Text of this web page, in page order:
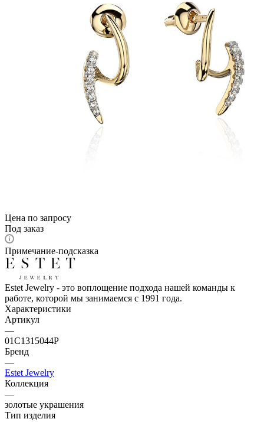
Цена по запросу
Под заказ
Примечание-подсказка
Estet Jewelry - это воплощение подхода нашей команды к
работе, которой мы занимаемся с 1991 года.
Характеристики
Артикул
—
01С1315044Р
Бренд
—
Estet Jewelry
Коллекция
—
золотые украшения
Тип изделия